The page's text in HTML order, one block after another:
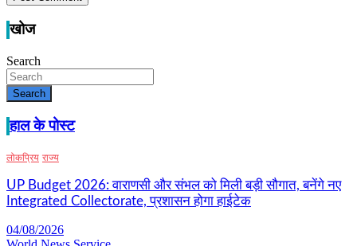
खोज
Search
Search
हाल के पोस्ट
लोकप्रिय राज्य
UP Budget 2026: वाराणसी और संभल को मिली बड़ी सौगात, बनेंगे नए
Integrated Collectorate, प्रशासन होगा हाईटेक
04/08/2026